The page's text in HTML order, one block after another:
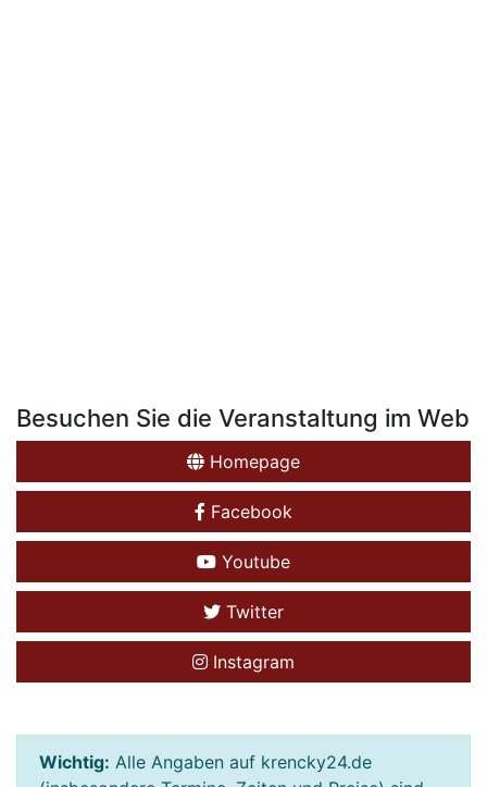
Besuchen Sie die Veranstaltung im Web
Homepage
Facebook
Youtube
Twitter
Instagram
Wichtig: Alle Angaben auf krencky24.de